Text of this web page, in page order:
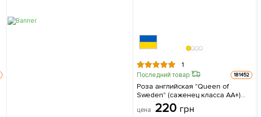
1
Последний товар 181452
Роза английская "Queen of
Sweden" (саженец класса АА+)
высший сорт 1 саженец в
упаковке
цена 220 грн